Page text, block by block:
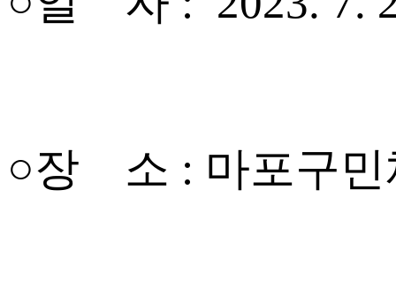
○장 소 : 마포구민